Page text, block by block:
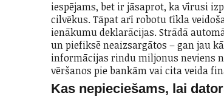
iespējams, bet ir jāsaprot, ka vīrusi
cilvēkus. Tāpat arī robotu tīkla
ienākumu deklarācijas. Strādā
un piefiksē neaizsargātos – gan jau
informācijas rindu miljonus neviens
vēršanos pie bankām vai cita veida
Kas nepieciešams, lai